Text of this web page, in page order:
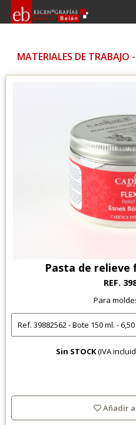
MATERIALES DE TRABAJO -
Pasta de relieve
REF.
Para
Sin STOCK(IVA
Añadir